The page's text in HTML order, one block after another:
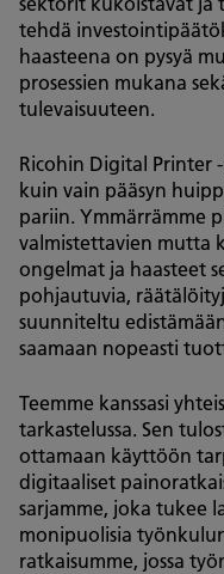
tehdä
haasteena on pysyä
prosessien mukana
tulevaisuuteen.
Ricohin Digital Printer
kuin vain pääsyn
pariin. Ymmärrämme
valmistettavien mutta
ongelmat ja haasteet
pohjautuvia,
suunniteltu
saamaan nopeasti
Teemme kanssasi
tarkastelussa. Sen
ottamaan käyttöön
digitaaliset
sarjamme, joka tukee
monipuolisia
ratkaisumme, jossa